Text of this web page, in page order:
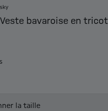
bavaroise en tricot
la taille